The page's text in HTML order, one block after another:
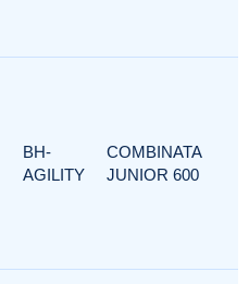
BH-
AGILITY
COMBINATA
JUNIOR 600